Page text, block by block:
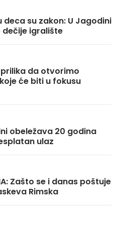
deca su zakon: U Jagodini
igralište
prilika da otvorimo
će biti u fokusu
obeležava 20 godina
ulaz
Zašto se i danas poštuje
Rimska